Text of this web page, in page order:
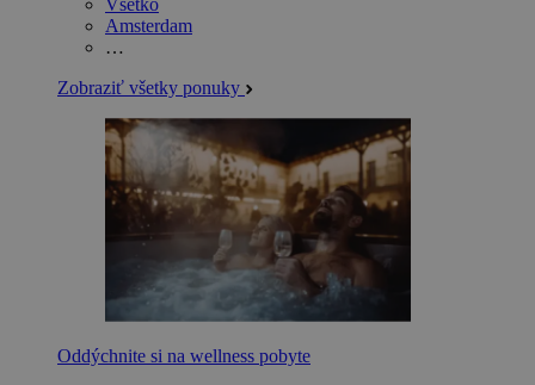
Všetko
Amsterdam
…
Zobraziť všetky ponuky
Oddýchnite si na wellness pobyte